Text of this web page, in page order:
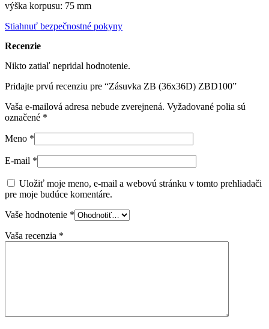
výška korpusu: 75 mm
Stiahnuť bezpečnostné pokyny
Recenzie
Nikto zatiaľ nepridal hodnotenie.
Pridajte prvú recenziu pre “Zásuvka ZB (36x36D) ZBD100”
Vaša e-mailová adresa nebude zverejnená. Vyžadované polia sú
označené *
Meno *
E-mail *
Uložiť moje meno, e-mail a webovú stránku v tomto prehliadači
pre moje budúce komentáre.
Vaše hodnotenie *
Vaša recenzia *